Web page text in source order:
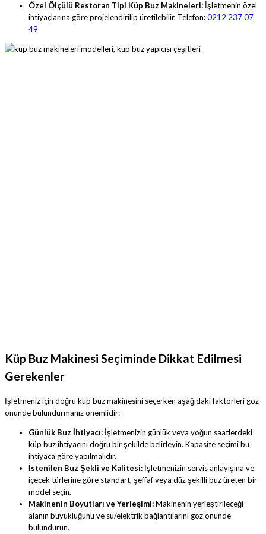
Özel Ölçülü Restoran Tipi Küp Buz Makineleri: İşletmenin özel
ihtiyaçlarına göre projelendirilip üretilebilir. Telefon:0212 237 07
49
Küp Buz Makinesi Seçiminde Dikkat Edilmesi
Gerekenler
İşletmeniz için doğru küp buz makinesini seçerken aşağıdaki faktörleri göz
önünde bulundurmanız önemlidir:
Günlük Buz İhtiyacı: İşletmenizin günlük veya yoğun saatlerdeki
küp buz ihtiyacını doğru bir şekilde belirleyin. Kapasite seçimi bu
ihtiyaca göre yapılmalıdır.
İstenilen Buz Şekli ve Kalitesi: İşletmenizin servis anlayışına ve
içecek türlerine göre standart, şeffaf veya düz şekilli buz üreten bir
model seçin.
Makinenin Boyutları ve Yerleşimi:Makinenin yerleştirileceği
alanın büyüklüğünü ve su/elektrik bağlantılarını göz önünde
bulundurun.